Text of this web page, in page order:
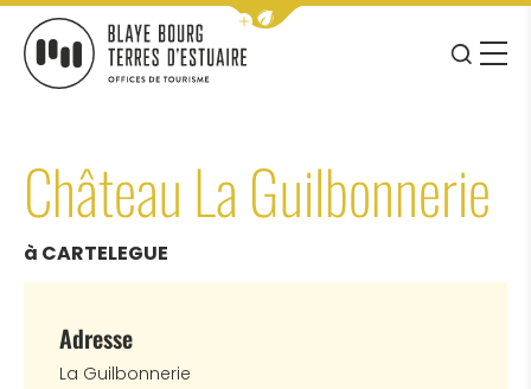
Afficher la barre de navigation
JE
MENU
Château La Guilbonnerie
à CARTELEGUE
Adresse
La Guilbonnerie